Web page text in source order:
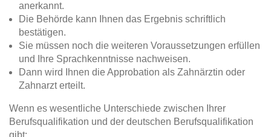
anerkannt.
Die Behörde kann Ihnen das Ergebnis schriftlich
bestätigen.
Sie müssen noch die weiteren Voraussetzungen erfüllen
und Ihre Sprachkenntnisse nachweisen.
Dann wird Ihnen die Approbation als Zahnärztin oder
Zahnarzt erteilt.
Wenn es wesentliche Unterschiede zwischen Ihrer
Berufsqualifikation und der deutschen Berufsqualifikation
gibt: